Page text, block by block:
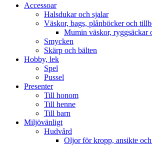
Accessoar
Halsdukar och sjalar
Väskor, bags, plånböcker och
Mumin väskor, ryggsäckar
Smycken
Skärp och bälten
Hobby, lek
Spel
Pussel
Presenter
Till honom
Till henne
Till barn
Miljövänligt
Hudvård
Oljor för kropp, ansikte